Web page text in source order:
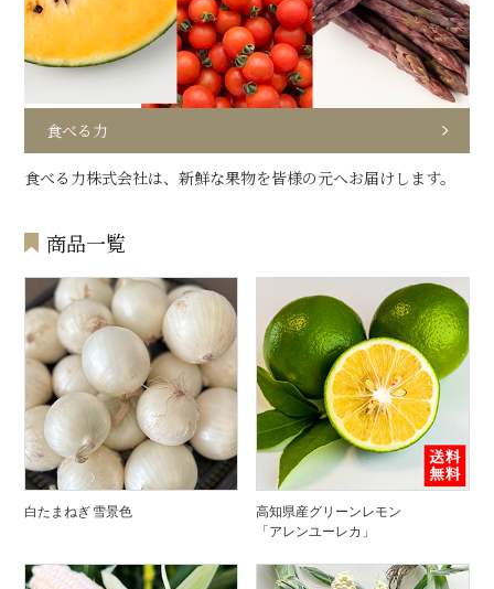
食べる力
食べる力株式会社は、新鮮な果物を皆様の元へお届けします。
商品一覧
白たまねぎ 雪景色
高知県産グリーンレモン
「アレンユーレカ」